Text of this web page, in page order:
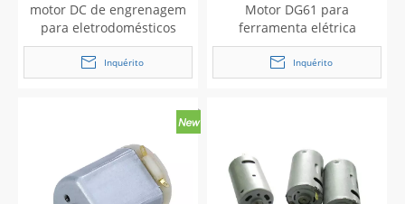
motor DC de engrenagem
para eletrodomésticos
Inquérito
Motor DG61 para
ferramenta elétrica
Inquérito